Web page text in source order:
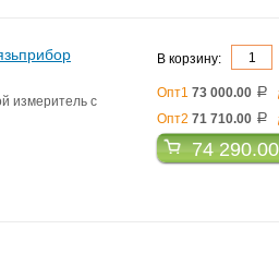
измеритель с
В корзину:
Опт1 73 000.00 a
Опт2 71 710.00 a
74